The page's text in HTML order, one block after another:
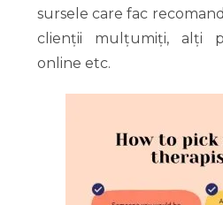
sursele care fac
clienții mulțumiți, alți
online etc.